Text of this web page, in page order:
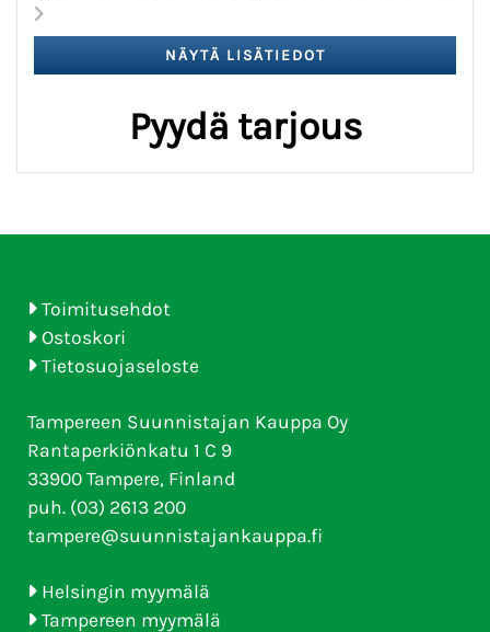
Pyydä tarjous
Toimitusehdot
Ostoskori
Tietosuojaseloste
Tampereen Suunnistajan Kauppa Oy
Rantaperkiönkatu 1 C 9
33900 Tampere, Finland
puh. (03) 2613 200
tampere@suunnistajankauppa.fi
Helsingin myymälä
Tampereen myymälä